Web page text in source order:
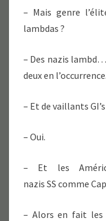
– Mais genre
lambdas ?
– Des nazis lambd…
deux en l’occurrence.
– Et de vaillants
– Oui.
– Et les
nazis SS comme
– Alors en fait les